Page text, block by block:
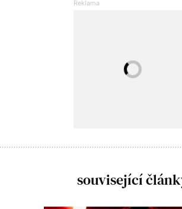
související